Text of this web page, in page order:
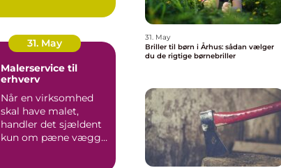
både arbejd...
31. May
Malerservice til
erhverv
Når en virksomhed
skal have malet,
handler det sjældent
kun om pæne vægge.
31. May
Briller til børn i Århus: sådan vælger
du de rigtige børnebriller